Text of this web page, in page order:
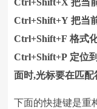
Ctrl+Shift+X 把当
Ctrl+Shift+Y 把当
Ctrl+Shift+F 格式
Ctrl+Shift+P 定位
面时,光标要在匹
下面的快捷键是重